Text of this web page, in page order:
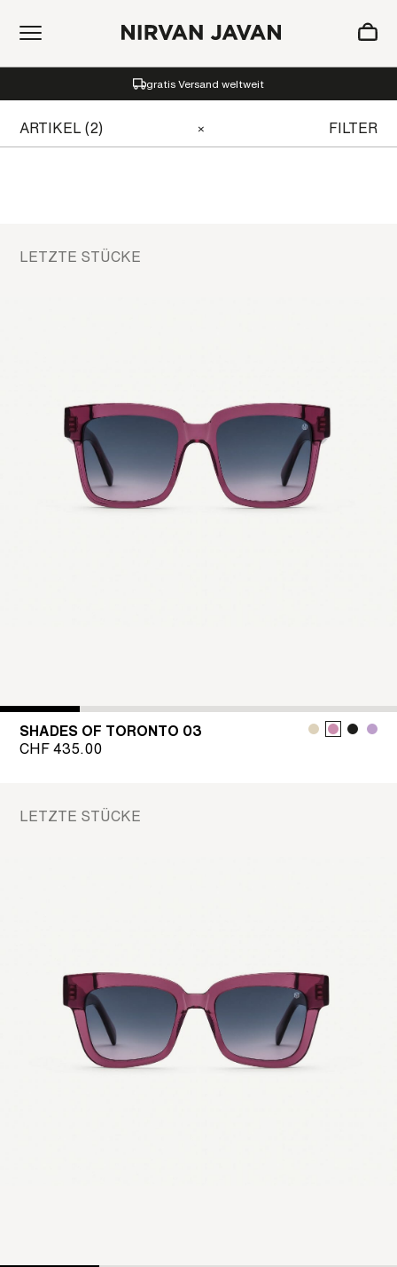
ZUM WARENKORB HINZUGEFÜGT
Oh! Ihr Warenkorb ist leer.
gratis Versand weltweit
ARTIKEL (2) × FILTER
LETZTE STÜCKE
SHADES OF TORONTO 03
CHF435.00
LETZTE STÜCKE